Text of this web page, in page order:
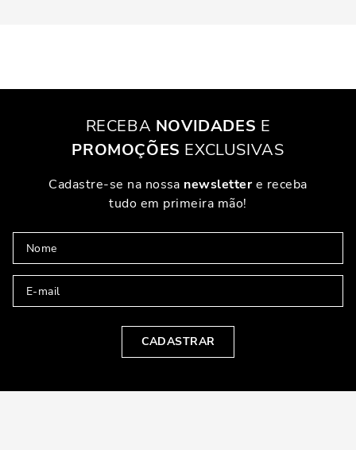
RECEBA NOVIDADES E
PROMOÇÕES EXCLUSIVAS
Cadastre-se na nossa newslettere receba
tudo em primeira mão!
CADASTRAR